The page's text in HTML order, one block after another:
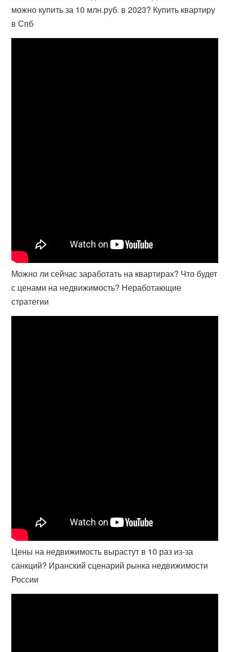
можно купить за 10 млн.руб. в 2023? Купить квартиру
в Спб
Можно ли сейчас заработать на квартирах? Что будет
с ценами на недвижимость? Неработающие
стратегии
Цены на недвижимость вырастут в 10 раз из-за
санкций? Иранский сценарий рынка недвижимости
России